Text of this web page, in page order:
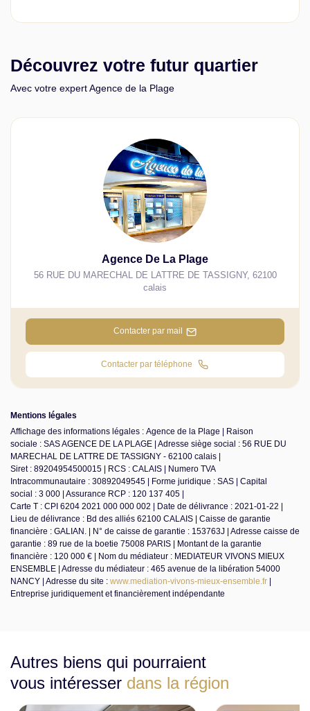
Découvrez votre futur quartier
Avec votre expert Agence de la Plage
Agence De La Plage
56 RUE DU MARECHAL DE LATTRE DE TASSIGNY, 62100
calais
Contacter par mail
Contacter par téléphone
Mentions légales
Affichage des informations légales : Agence de la Plage | Raison
sociale : SAS AGENCE DE LA PLAGE | Adresse siège social : 56 RUE DU
MARECHAL DE LATTRE DE TASSIGNY - 62100 calais |
Siret : 89204954500015 | RCS : CALAIS | Numero TVA
Intracommunautaire : 30892049545 | Forme juridique : SAS | Capital
social : 3 000 | Assurance RCP : 120 137 405 |
Carte T : CPI 6204 2021 000 000 002 | Date de délivrance : 2021-01-22 |
Lieu de délivrance : Bd des alliés 62100 CALAIS | Caisse de garantie
financière : GALIAN. | N° de caisse de garantie : 153763J | Adresse caisse de
garantie : 89 rue de la boetie 75008 PARIS | Montant de la garantie
financière : 120 000 € | Nom du médiateur : MEDIATEUR VIVONS MIEUX
ENSEMBLE | Adresse du médiateur : 465 avenue de la libération 54000
NANCY | Adresse du site : www.mediation-vivons-mieux-ensemble.fr
Entreprise juridiquement et financièrement indépendante
Autres biens qui pourraient
vous intéresser dans la région